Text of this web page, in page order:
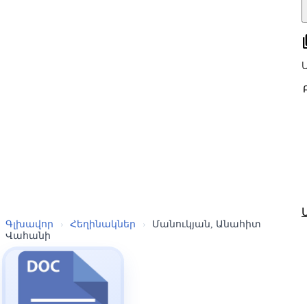
Գլխավոր › Հեղինակներ ›
Մանուկյան, Անահիտ
Վահանի